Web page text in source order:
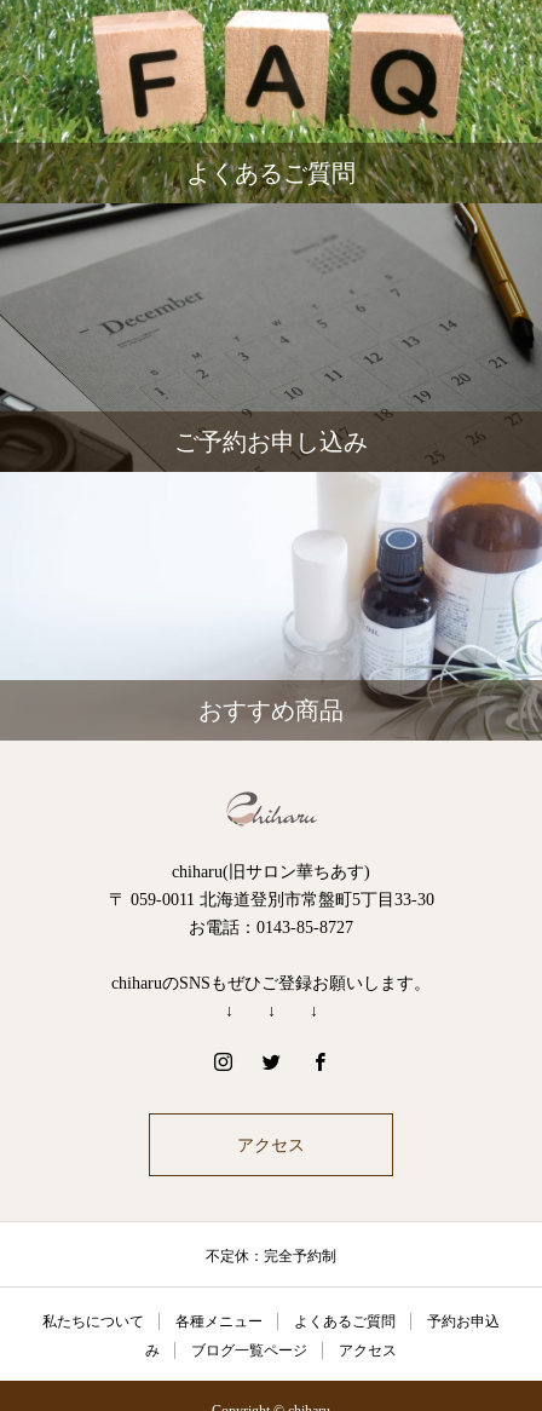
よくあるご質問
ご予約お申し込み
おすすめ商品
chiharu(旧サロン華ちあす)
〒 059-0011 北海道登別市常盤町5丁目33-30
お電話：0143-85-8727
chiharuのSNSもぜひご登録お願いします。
↓ ↓ ↓
アクセス
不定休：完全予約制
私たちについて 各種メニュー よくあるご質問
予約お申込
み
ブログ一覧ページ アクセス